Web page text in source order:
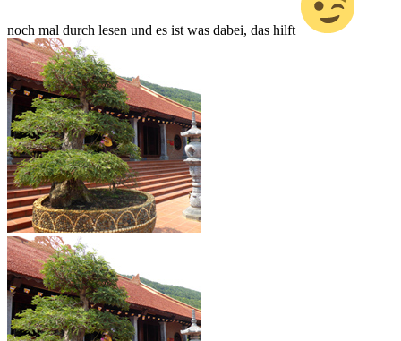
noch mal durch lesen und es ist was dabei, das hilft